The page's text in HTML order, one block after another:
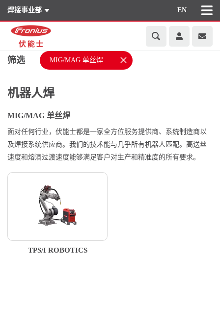
焊接事业部 EN
筛选 MIG/MAG 单丝焊 ×
机器人焊
MIG/MAG 单丝焊
面对任何行业，伏能士都是一家全方位服务提供商、系统制造商以
及焊接系统供应商。我们的技术能与几乎所有机器人匹配。高送丝
速度和熔滴过渡速度能够满足客户对生产和精准度的所有要求。
TPS/I ROBOTICS